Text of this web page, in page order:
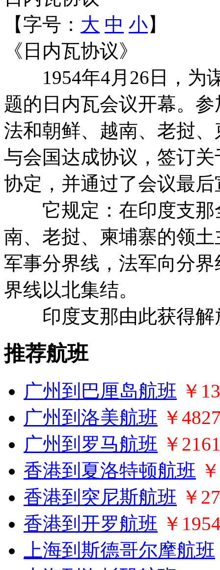
【字号： 大 中 小】
《日内瓦协议》
1954年4月26日，为
题的日内瓦会议开幕。
法和朝鲜、越南、老挝
与会国达成协议，签订
协定，并通过了会议最后
它规定：在印度支那
南、老挝、柬埔寨的领
军事分界线，法军向分
界线以北集结。
印度支那由此获得解
推荐航班
广州到巴厘岛航班 ￥
广州到洛美航班 ￥
广州到罗马航班 ￥
香港到夏洛特顿航班
香港到突尼斯航班 ￥
香港到开罗航班 ￥
上海到斯德哥尔摩航班